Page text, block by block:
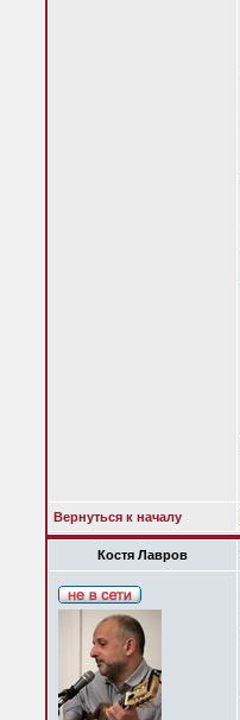
Вернуться к началу
Костя Лавров